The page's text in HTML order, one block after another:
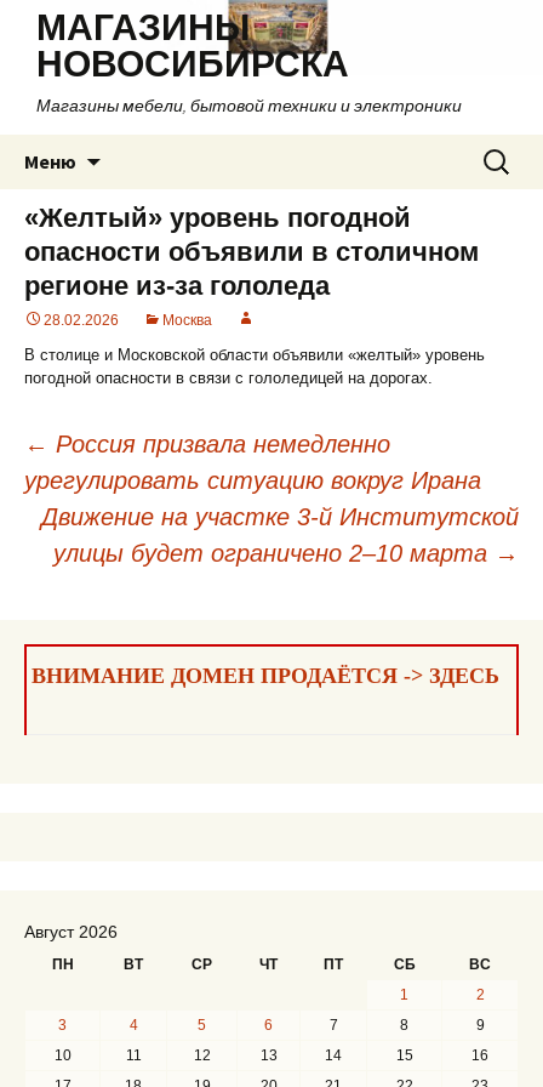
МАГАЗИНЫ
НОВОСИБИРСКА
Магазины мебели, бытовой техники и электроники
Меню
содержимому
Найти:
«Желтый» уровень погодной
опасности объявили в столичном
регионе из-за гололеда
28.02.2026 Москва
В столице и Московской области объявили «желтый» уровень
погодной опасности в связи с гололедицей на дорогах.
Навигация
записям
← Россия призвала немедленно
урегулировать ситуацию вокруг Ирана
Движение на участке 3-й Институтской
улицы будет ограничено 2–10 марта →
ВНИМАНИЕ ДОМЕН ПРОДАЁТСЯ -> ЗДЕСЬ
Август 2026
ПН ВТ СР ЧТ ПТ СБ
ВС
1
2
3
4 5 6 7 8
9
10
11 12 13 14 15
16